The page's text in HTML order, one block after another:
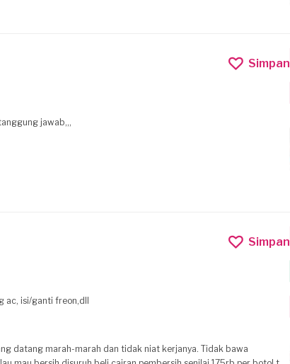
Simpan
jawab,,,
Simpan
ac, isi/ganti freon,dll
marah-marah dan tidak niat kerjanya. Tidak bawa